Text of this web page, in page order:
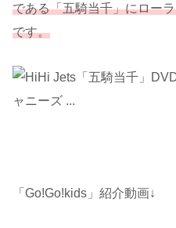
である「五騎当千」にロー
です。
「Go!Go!kids」紹介動画↓